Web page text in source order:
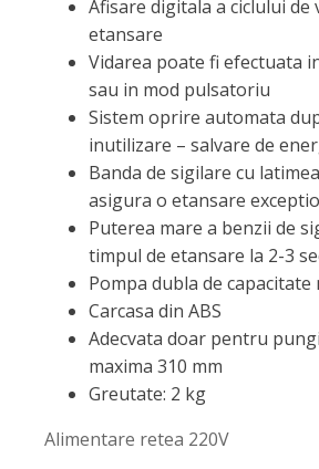
Afisare digitala a ciclului de
etansare
Vidarea poate fi efectuata
sau in mod pulsatoriu
Sistem oprire automata
inutilizare – salvare de
Banda de sigilare cu
asigura o etansare
Puterea mare a benzii de
timpul de etansare la 2-3
Pompa dubla de capacitate
Carcasa din ABS
Adecvata doar pentru
maxima 310 mm
Greutate: 2 kg
Alimentare retea 220V